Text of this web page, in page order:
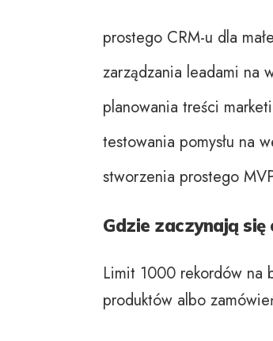
prostego CRM-u dla
zarządzania leadami na
planowania treści
testowania pomysłu na
stworzenia prostego
Gdzie zaczynają się
Limit 1000 rekordów na
produktów albo